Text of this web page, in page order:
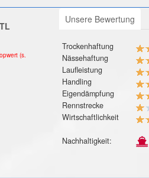
(s.
Unsere Bewertung
Trockenhaftung
Nässehaftung
Laufleistung
Handling
Eigendämpfung
Rennstrecke
Wirtschaftlichkeit
Nachhaltigkeit: